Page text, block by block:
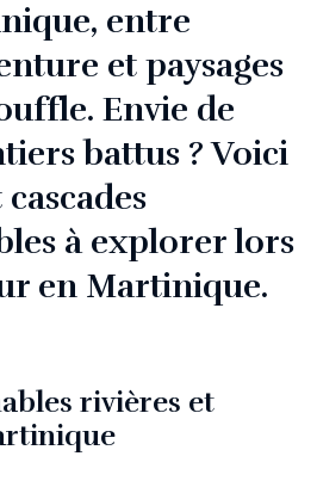
entre
et paysages
Envie de
battus ? Voici
à explorer lors
en Martinique.
rivières et